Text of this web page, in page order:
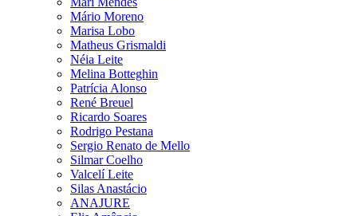
Mário Moreno
Marisa Lobo
Matheus Grismaldi
Néia Leite
Melina Botteghin
Patrícia Alonso
René Breuel
Ricardo Soares
Rodrigo Pestana
Sergio Renato de Mello
Silmar Coelho
Valcelí Leite
Silas Anastácio
ANAJURE